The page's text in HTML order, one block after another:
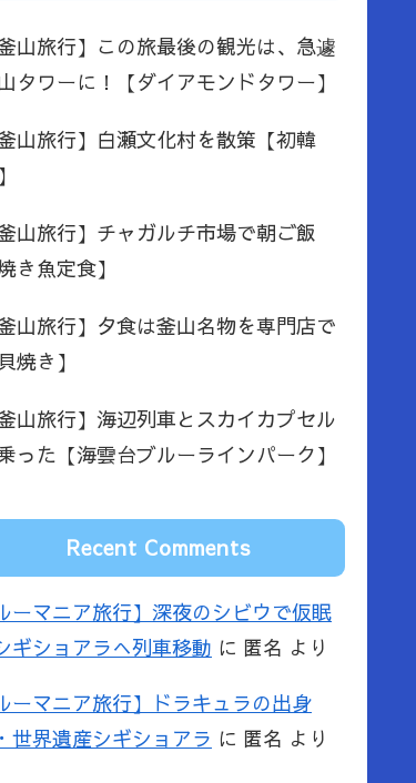
釜山旅行】この旅最後の観光は、急遽
タワーに！【ダイアモンドタワー】
釜山旅行】白瀬文化村を散策【初韓
釜山旅行】チャガルチ市場で朝ご飯
き魚定食】
釜山旅行】夕食は釜山名物を専門店で
焼き】
釜山旅行】海辺列車とスカイカプセル
った【海雲台ブルーラインパーク】
Recent Comments
ーマニア旅行】深夜のシビウで仮眠
ギショアラへ列車移動 に 匿名 より
ーマニア旅行】ドラキュラの出身
世界遺産シギショアラ に 匿名 より